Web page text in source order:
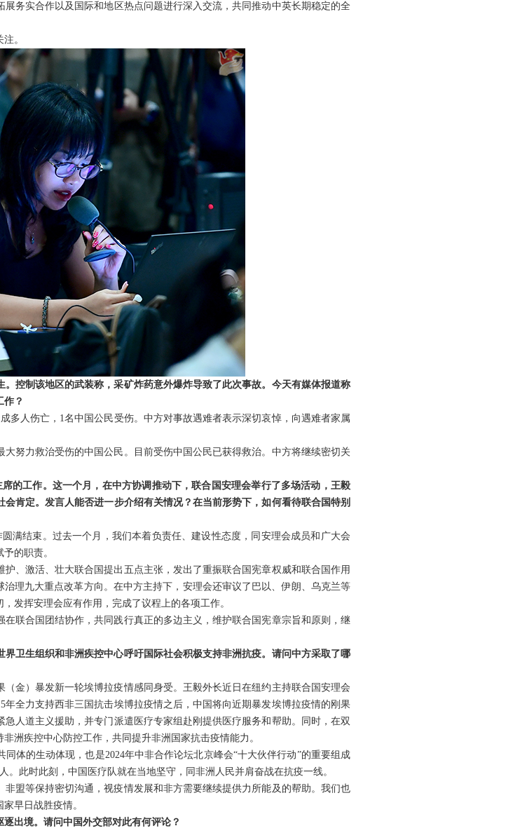
务实合作以及国际和地区热点问题进行深入交流，共同推动中英长期稳定的全
。
控制该地区的武装称，采矿炸药意外爆炸导致了此次事故。今天有媒体报道称
作？
多人伤亡，1名中国公民受伤。中方对事故遇难者表示深切哀悼，向遇难者家属
努力救治受伤的中国公民。目前受伤中国公民已获得救治。中方将继续密切关
的工作。这一个月，在中方协调推动下，联合国安理会举行了多场活动，王毅
肯定。发言人能否进一步介绍有关情况？在当前形势下，如何看待联合国特别
满结束。过去一个月，我们本着负责任、建设性态度，同安理会成员和广大会
的职责。
、激活、壮大联合国提出五点主张，发出了重振联合国宪章权威和联合国作用
理九大重点改革方向。在中方主持下，安理会还审议了巴以、伊朗、乌克兰等
发挥安理会应有作用，完成了议程上的各项工作。
联合国团结协作，共同践行真正的多边主义，维护联合国宪章宗旨和原则，继
卫生组织和非洲疾控中心呼吁国际社会积极支持非洲抗疫。请问中方采取了哪
金）暴发新一轮埃博拉疫情感同身受。王毅外长近日在纽约主持联合国安理会
全力支持西非三国抗击埃博拉疫情之后，中国将向近期暴发埃博拉疫情的刚果
人道主义援助，并专门派遣医疗专家组赴刚提供医疗服务和帮助。同时，在双
洲疾控中心防控工作，共同提升非洲国家抗击疫情能力。
体的生动体现，也是2024年中非合作论坛北京峰会“十大伙伴行动”的重要组成
。此时此刻，中国医疗队就在当地坚守，同非洲人民并肩奋战在抗疫一线。
盟等保持密切沟通，视疫情发展和非方需要继续提供力所能及的帮助。我们也
早日战胜疫情。
出境。请问中国外交部对此有何评论？